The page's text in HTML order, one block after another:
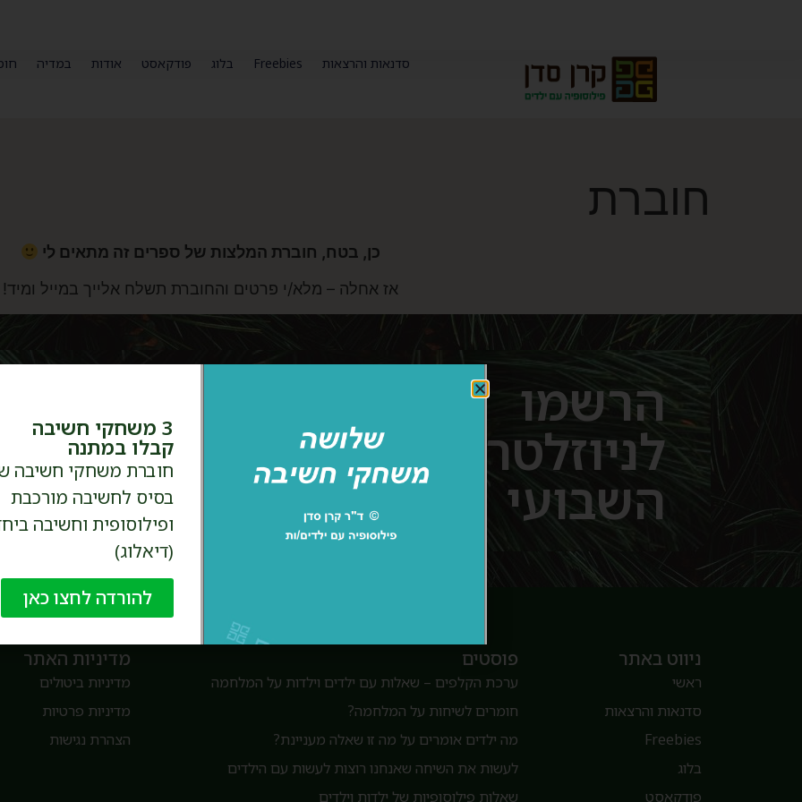
סדנאות והרצאות Freebies בלוג פודקאסט אודות במדיה
חוברת
כן, בטח, חוברת המלצות של ספרים זה מתאים לי
אז אחלה – מלא/י פרטים והחוברת תשלח אלייך במייל ומיד!
הרשמו
לניוזלטר
השבועי
אני מאשר.ת קבלת דיוור ועדכונים
בטח, אני נרשמ.ת!
ניווט באתר
ראשי
סדנאות והרצאות
Freebies
בלוג
פודקאסט
פוסטים
ערכת הקלפים – שאלות עם ילדים וילדות על המלחמה
חומרים לשיחות על המלחמה?
מה ילדים אומרים על מה זו שאלה מעניינת?
לעשות את השיחה שאנחנו רוצות לעשות עם הילדים
שאלות פילוסופיות של ילדות וילדים
מדיניות האתר
מדיניות ביטולים
מדיניות פרטיות
הצהרת נגישות
3 משחקי חשיבה
קבלו במתנה
חוברת משחקי חשיבה
בסיס לחשיבה מורכבת
ופילוסופית וחשיבה
(דיאלוג)
להורדה לחצו כאן